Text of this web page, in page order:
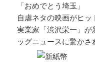
「おめでとう埼玉」
自虐ネタの映画がヒ
実業家「渋沢栄一」
ッグニュースに驚かさ